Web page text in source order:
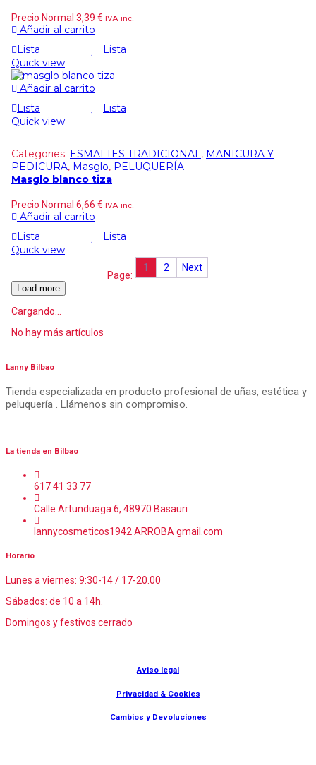
Precio Normal 3,39 € IVA inc.
Añadir al carrito
Lista
Lista
Quick view
Añadir al carrito
Lista
Lista
Quick view
Categories: ESMALTES TRADICIONAL, MANICURA Y
PEDICURA, Masglo, PELUQUERÍA
Masglo blanco tiza
Precio Normal 6,66 € IVA inc.
Añadir al carrito
Lista
Lista
Quick view
Page:
1 2 Next
Load more
Cargando...
No hay más artículos
Lanny Bilbao
Tienda especializada en producto profesional de uñas, estética y
peluquería . Llámenos sin compromiso.
La tienda en Bilbao
617 41 33 77
Calle Artunduaga 6, 48970 Basauri
lannycosmeticos1942 ARROBA gmail.com
Horario
Lunes a viernes: 9:30-14 / 17-20.00
Sábados: de 10 a 14h.
Domingos y festivos cerrado
Aviso legal
Privacidad & Cookies
Cambios y Devoluciones